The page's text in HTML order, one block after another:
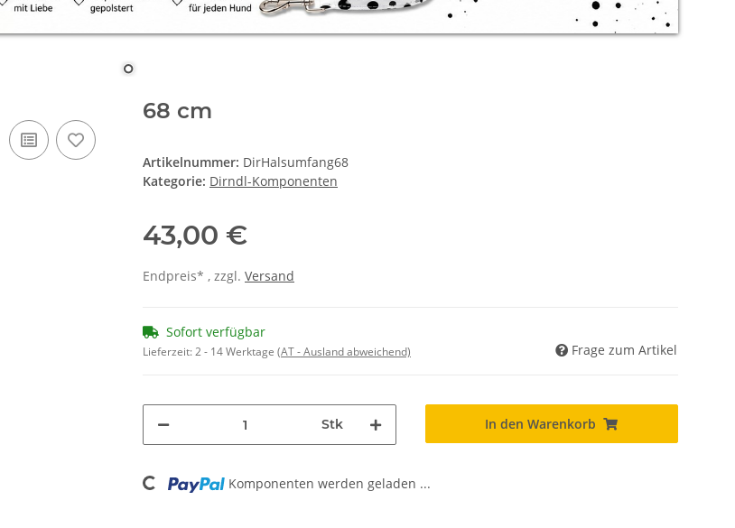
68 cm
Artikelnummer: DirHalsumfang68
Kategorie: Dirndl-Komponenten
43,00 €
Endpreis* , zzgl. Versand
Sofort verfügbar
Lieferzeit:2 - 14 Werktage (AT - Ausland abweichend) Frage zum Artikel
Stk In den Warenkorb
Loading... Komponenten werden geladen ...